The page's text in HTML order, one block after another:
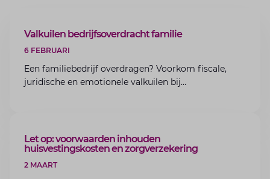
ARTIKEL
Valkuilen bedrijfsoverdracht familie
6 FEBRUARI
Een familiebedrijf overdragen? Voorkom fiscale,
juridische en emotionele valkuilen bij
ARTIKEL
Let op: voorwaarden inhouden
huisvestingskosten en zorgverzekering
2 MAART